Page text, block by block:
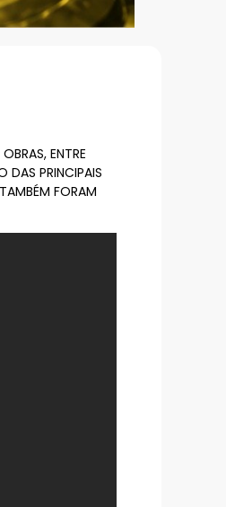
ENTRE
DAS PRINCIPAIS
FORAM